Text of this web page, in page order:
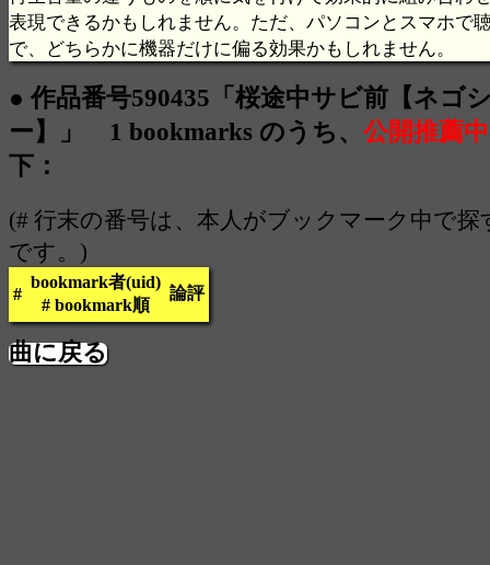
表現できるかもしれません。ただ、パソコンとスマホで
で、どちらかに機器だけに偏る効果かもしれません。
● 作品番号590435「桜途中サビ前【ネゴ
ー】」 1 bookmarks のうち、 公開推薦中
下：
(# 行末の番号は、本人がブックマーク中で探
です。)
#
bookmark者(uid)
# bookmark順
論評
曲に戻る